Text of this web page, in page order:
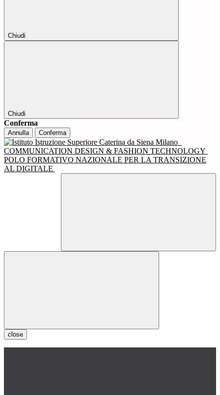
Chiudi
Chiudi
Conferma
Annulla Conferma
COMMUNICATION DESIGN & FASHION TECHNOLOGY
POLO FORMATIVO NAZIONALE PER LA TRANSIZIONE
AL DIGITALE
close